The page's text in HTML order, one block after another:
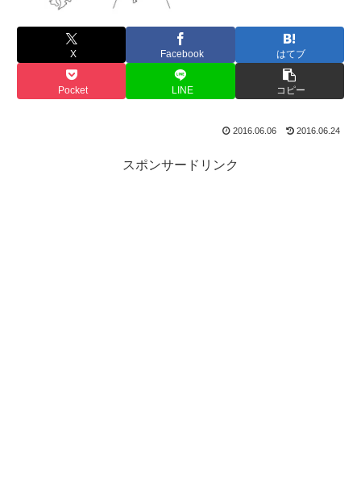
X Facebook はてブ
Pocket LINE コピー
2016.06.06 2016.06.24
スポンサードリンク